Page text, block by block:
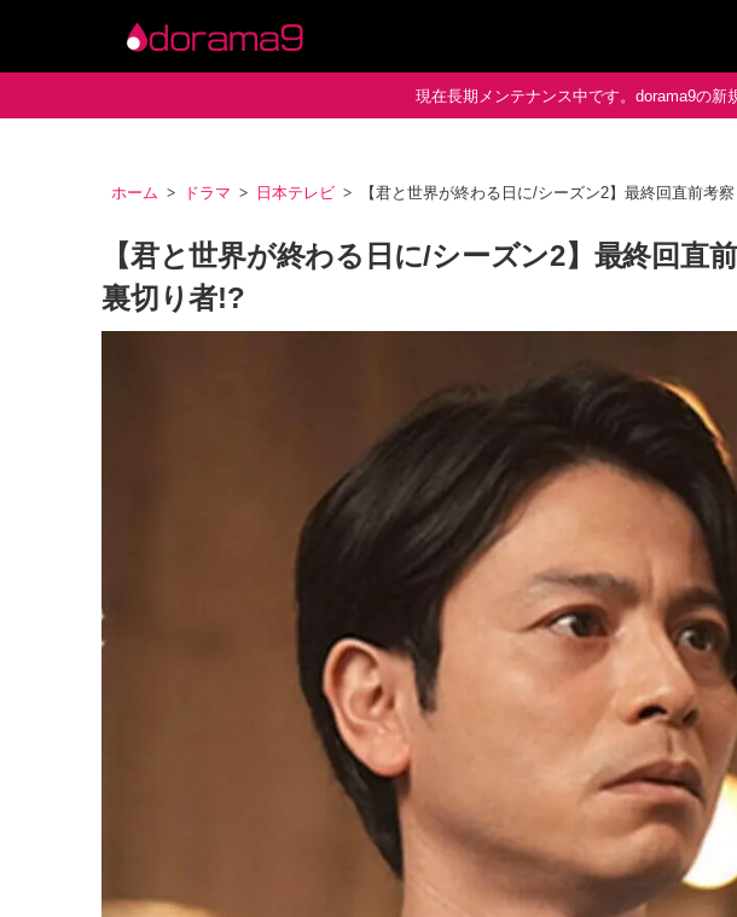
現在長期メンテナンス中です。dorama9の新
ホーム ドラマ 日本テレビ 【君と世界が終わる日に/シーズン2】最終回直前考
【君と世界が終わる日に/シーズン2】最終回直
裏切り者!?